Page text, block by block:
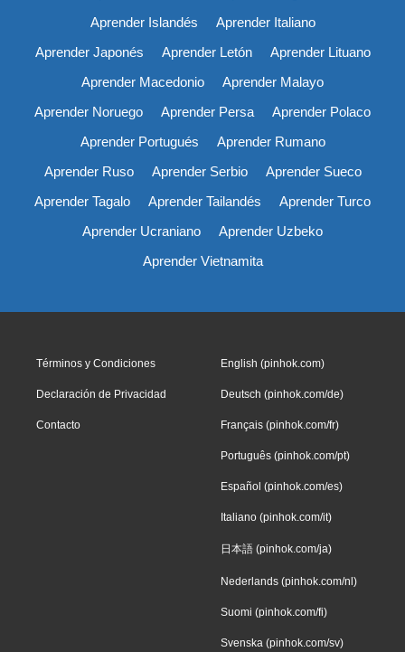
Aprender Islandés
Aprender Italiano
Aprender Japonés
Aprender Letón
Aprender Lituano
Aprender Macedonio
Aprender Malayo
Aprender Noruego
Aprender Persa
Aprender Polaco
Aprender Portugués
Aprender Rumano
Aprender Ruso
Aprender Serbio
Aprender Sueco
Aprender Tagalo
Aprender Tailandés
Aprender Turco
Aprender Ucraniano
Aprender Uzbeko
Aprender Vietnamita
Términos y Condiciones
Declaración de Privacidad
Contacto
English (pinhok.com)
Deutsch (pinhok.com/de)
Français (pinhok.com/fr)
Português (pinhok.com/pt)
Español (pinhok.com/es)
Italiano (pinhok.com/it)
日本語 (pinhok.com/ja)
Nederlands (pinhok.com/nl)
Suomi (pinhok.com/fi)
Svenska (pinhok.com/sv)